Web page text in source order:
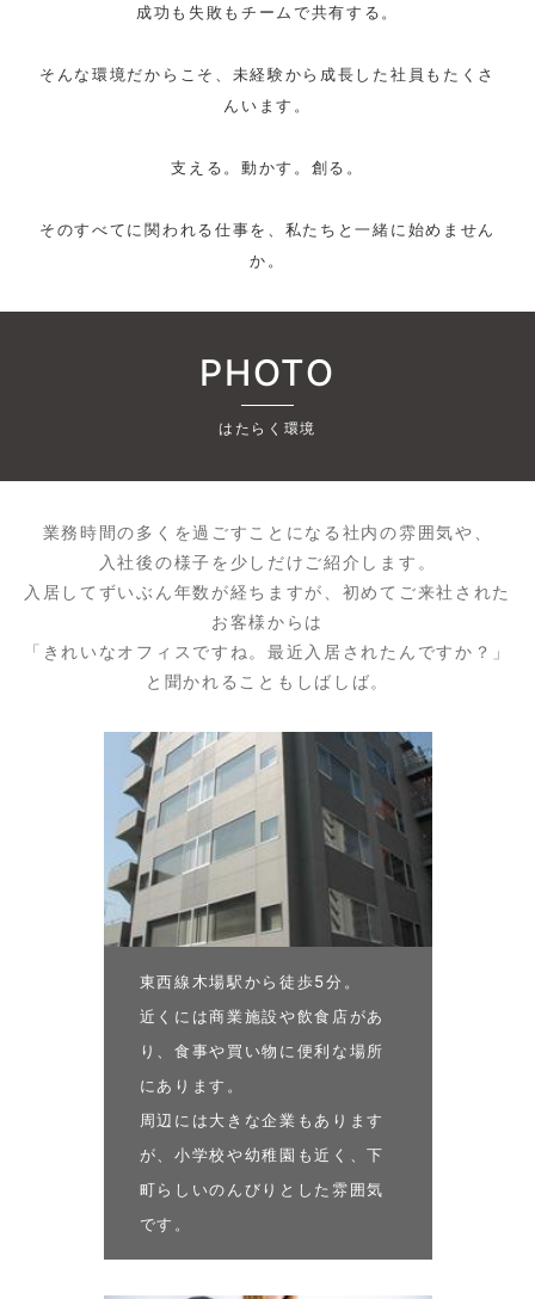
成功も失敗もチームで共有する。
そんな環境だからこそ、未経験から成長した社員もたくさ
んいます。
支える。動かす。創る。
そのすべてに関われる仕事を、私たちと一緒に始めません
か。
PHOTO
はたらく環境
業務時間の多くを過ごすことになる社内の雰囲気や、
入社後の様子を少しだけご紹介します。
入居してずいぶん年数が経ちますが、初めてご来社された
お客様からは
「きれいなオフィスですね。最近入居されたんですか？」
と聞かれることもしばしば。
東西線木場駅から徒歩5分。
近くには商業施設や飲食店があ
り、食事や買い物に便利な場所
にあります。
周辺には大きな企業もあります
が、小学校や幼稚園も近く、下
町らしいのんびりとした雰囲気
です。